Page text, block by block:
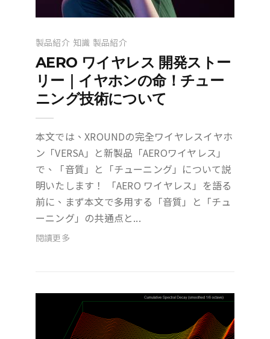
製品紹介 知識 製品紹介
AERO ワイヤレス 開発ストー
リー｜イヤホンの命！チュー
ニング技術について
本文では、XROUNDの完全ワイヤレスイヤホ
ン「VERSA」と新製品「AEROワイヤレス」
で、「音質」と「チューニング」について説
明いたします！ 「AERO ワイヤレス」を語る
前に、まず本文で多用する「音質」と「チュ
ーニング」の共通点と...
閱讀更多